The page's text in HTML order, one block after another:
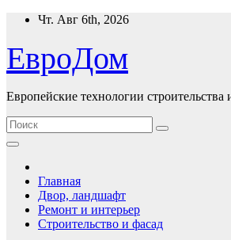
Перейти
содержимому
Чт. Авг 6th, 2026
ЕвроДом
Европейские технологии строительства
Главная
Двор, ландшафт
Ремонт и интерьер
Строительство и фасад